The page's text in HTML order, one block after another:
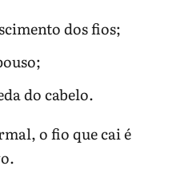
dos fios;
do cabelo.
o fio que cai é